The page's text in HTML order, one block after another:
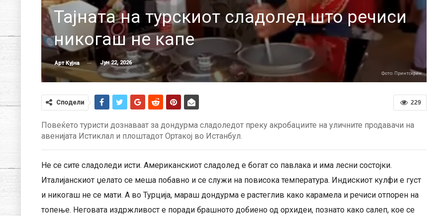
Тајната на турскиот сладолед што речиси
никогаш не капе
Арт Кујна Јун 22, 2026
Фото: Принтскрин
229
Сподели
Повеќето туристи дознаваат за дондурма сладоледот преку акробациите на уличните продавачи на
авенијата Истиклал и плоштадот Ортакој во Истанбул.
Не се сите сладоледи исти. Американскиот сладолед е богат со павлака и има лесни состојки.
Италијанскиот џелато се меша побавно и се служи на повисока температура. Индискиот кулфи е густ
и никогаш не се мати. А во Турција, мараш дондурма е растеглив како карамела и речиси отпорен на
топење. Неговата издржливост е поради брашното добиено од орхидеи, познато како салеп, кое се